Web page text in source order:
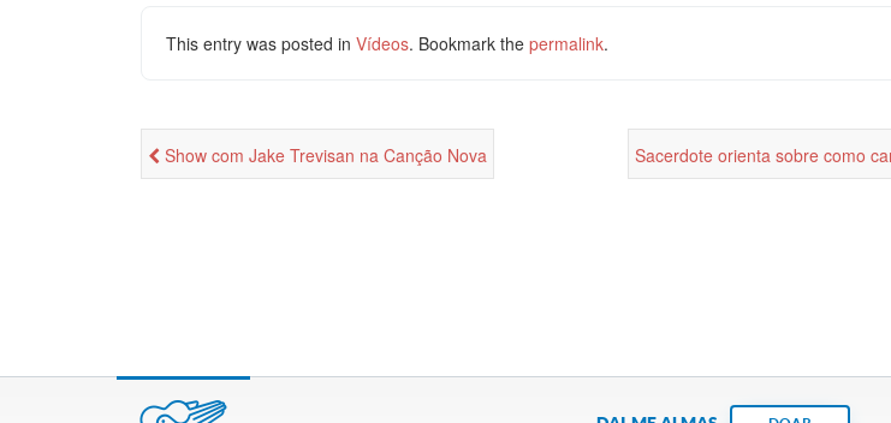
This entry was posted in Vídeos. Bookmark the permalink.
Show com Jake Trevisan na Canção Nova Sacerdote orienta sobre como